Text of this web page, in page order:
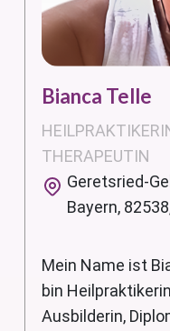
Bianca Telle
THERAPEUTIN
Geretsried-
Bayern,
Mein Name ist
bin
Ausbilderin,